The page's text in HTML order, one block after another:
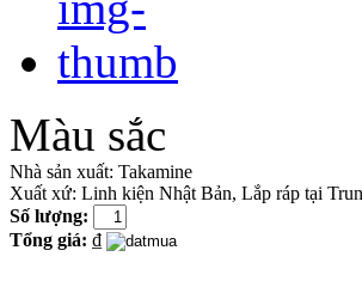
Màu sắc
Nhà sản xuất: Takamine
Xuất xứ: Linh kiện Nhật Bản, Lắp ráp tại
Số lượng:
Tổng giá: ₫